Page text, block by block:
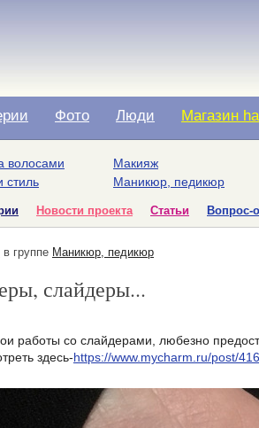
Фото Люди Магазин
волосами
стиль
Макияж
Маникюр, педикюр
Новости проекта Статьи Вопрос-
в группе Маникюр, педикюр
слайдеры...
работы со слайдерами, любезно
здесь-https://www.mycharm.ru/post/